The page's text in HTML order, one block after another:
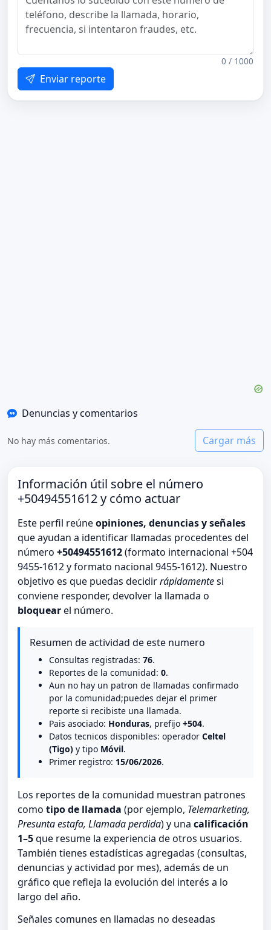
0 / 1000
Enviar reporte
Denuncias y comentarios
No hay más comentarios. Cargar más
Información útil sobre el número
+50494551612 y cómo actuar
Este perfil reúneopiniones, denuncias y señales
que ayudan a identificar llamadas procedentes del
número +50494551612(formato internacional +504
9455-1612 y formato nacional 9455-1612). Nuestro
objetivo es que puedas decidirrápidamentesi
conviene responder, devolver la llamada o
bloquearel número.
Resumen de actividad de este numero
Consultas registradas: 76.
Reportes de la comunidad: 0.
Aun no hay un patron de llamadas confirmado
por la comunidad;puedes dejar el primer
reporte si recibiste una llamada.
Pais asociado: Honduras, prefijo +504.
Datos tecnicos disponibles: operador Celtel
(Tigo) y tipo Móvil.
Primer registro: 15/06/2026.
Los reportes de la comunidad muestran patrones
como tipo de llamada (por ejemplo, Telemarketing,
Presunta estafa, Llamada perdida) y una calificación
1–5que resume la experiencia de otros usuarios.
También tienes estadísticas agregadas (consultas,
denuncias y actividad por mes), además de un
gráfico que refleja la evolución del interés a lo
largo del año.
Señales comunes en llamadas no deseadas